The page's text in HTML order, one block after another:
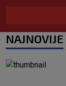
NAJNOVIJE